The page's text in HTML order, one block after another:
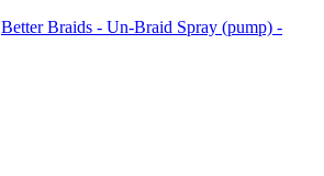
Better Braids - Un-Braid Spray (pump) -